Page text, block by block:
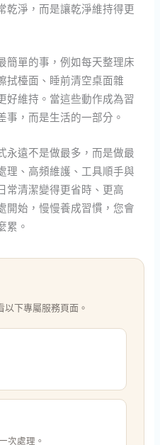
乾淨，而是讓乾淨維持得更
簡單的事，例如每天整理床
拭檯面、睡前清空桌面雜
好維持。當這些動作成為習
事，而是生活的一部分。
永遠不是做最多，而是做最
理、高頻維護、工具順手與
常清潔變得更省時、更高
開始，慢慢養成習慣，您會
累。
下專屬服務頁面。
次處理。